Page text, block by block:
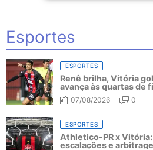
Esportes
ESPORTES
Renê brilha, Vitória
avança às quartas de
07/08/2026 0
ESPORTES
Athletico-PR x
escalações e